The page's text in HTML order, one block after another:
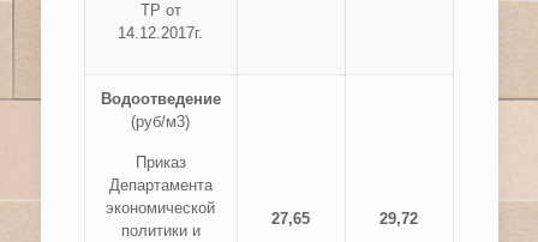
ТР от
14.12.2017г.
Водоотведение
(руб/м3)
Приказ
Департамента
экономической
политики и
27,65 29,72